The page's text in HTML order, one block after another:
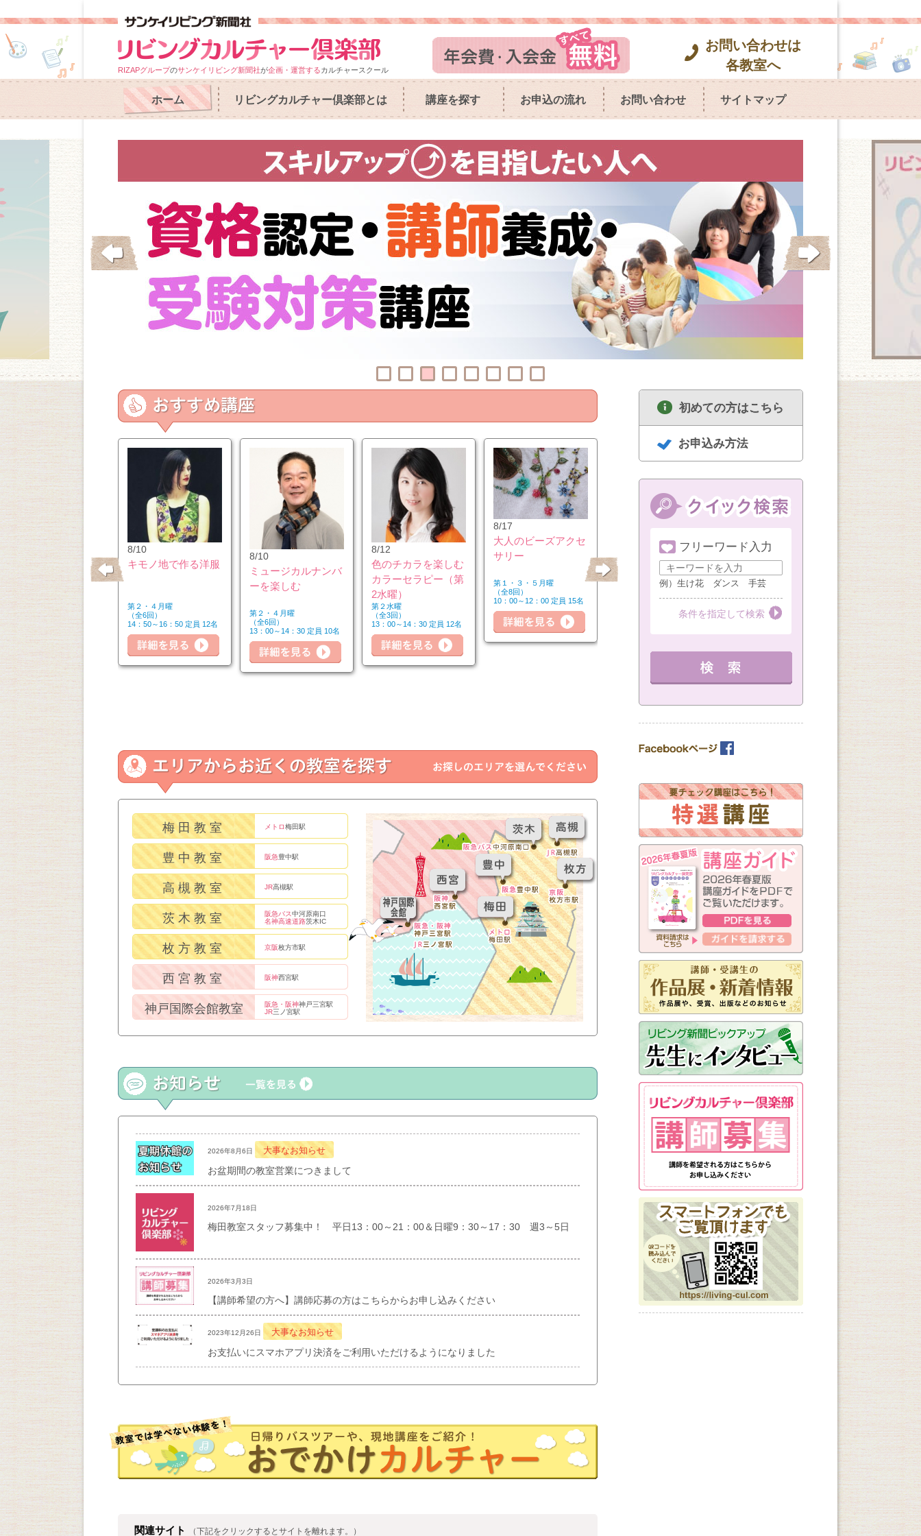
RIZAPグループのサンケイリビング新聞社が企画・運営するカルチャースクール
お問い合わせは
各教室へ
ホーム リビングカルチャー倶楽部とは 講座を探す お申込の流れ お問い合わせ サイトマップ
10/26
はじめてのウクレレ
第２・４月曜
（全6回）
14：50～16：20 定員 6名
8/10
キモノ地で作る洋服
第２・４月曜
（全6回）
14：50～16：50 定員 12名
8/10
ミュージカルナンバ
ーを楽しむ
第２・４月曜
（全6回）
13：00～14：30 定員 10名
8/12
色のチカラを楽しむ
カラーセラピー（第
2水曜）
第２水曜
（全3回）
13：00～14：30 定員 12名
8/17
大人のビーズアクセ
サリー
第１・３・５月曜
（全8回）
10：00～12：00 定員 15名
セルフリセットヨガ
女性限定（1・3・5
8/18
中高年のための囲碁
講座 経験者
（全1回）
8/19
ハンドメイ
第３水曜
（全3回）
12：30～14：30
を見る
詳細を見る
詳細を見る 詳細を見る
詳細を見る
詳細を見る
梅田教室 メトロ梅田駅
豊中教室 阪急豊中駅
高槻教室 JR高槻駅
茨木教室 阪急バス中河原南口
名神高速道路茨木IC
枚方教室 京阪枚方市駅
西宮教室 阪神西宮駅
神戸国際会館教室 阪急・阪神神戸三宮駅
JR三ノ宮駅
2026年8月6日 大事なお知らせ
お盆期間の教室営業につきまして
2026年7月18日
梅田教室スタッフ募集中！ 平日13：00～21：00＆日曜9：30～17：30 週3～5日
2026年3月3日
【講師希望の方へ】講師応募の方はこちらからお申し込みください
2023年12月26日 大事なお知らせ
お支払いにスマホアプリ決済をご利用いただけるようになりました
関連サイト （下記をクリックするとサイトを離れます。）
初めての方はこちら
お申込み方法
フリーワード入力
例）生け花 ダンス 手芸
条件を指定して検索
教室を選ぶ
月 火 水
木
金
土 日
（※複数回答可）
開始時間の指定
午前の部
午後の部
夜の部
（※複数回答可）
新しく始まる講座
1日講座
体験講座
講座説明会